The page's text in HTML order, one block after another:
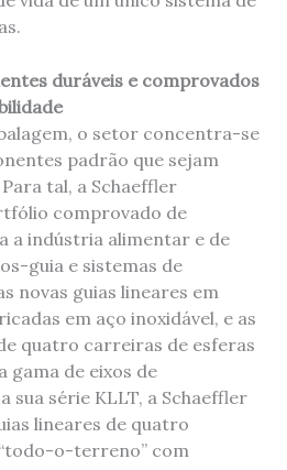
duráveis e comprovados
o setor concentra-se
padrão que sejam
tal, a Schaeffler
comprovado de
a indústria alimentar e de
guia e sistemas de
novas guias lineares em
em aço inoxidável, e as
quatro carreiras de esferas
gama de eixos de
sua série KLLT, a Schaeffler
lineares de quatro
o-terreno” com